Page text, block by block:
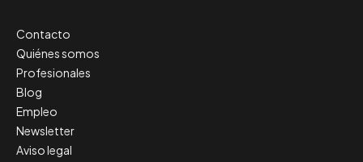
Contacto
Quiénes somos
Profesionales
Blog
Empleo
Newsletter
Aviso legal